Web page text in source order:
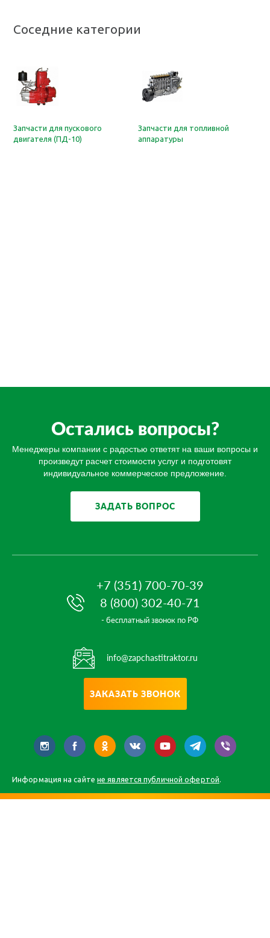
Соседние категории
Запчасти для пускового
двигателя (ПД-10)
Запчасти для топливной
аппаратуры
Остались вопросы?
Менеджеры компании с радостью ответят на ваши вопросы и
произведут расчет стоимости услуг и подготовят
индивидуальное коммерческое предложение.
ЗАДАТЬ ВОПРОС
+7 (351) 700-70-39
8 (800) 302-40-71
- бесплатный звонок по РФ
info@zapchastitraktor.ru
ЗАКАЗАТЬ ЗВОНОК
Информация на сайте не является публичной офертой.